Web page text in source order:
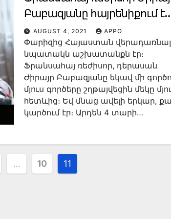
Բաբազյանը հայրենիքում է
մշակութային ծրագրերով
AUGUST 4, 2021 APPO
Փարիզից Հայաստան
նպատակն աշխատանքն էր։
Ֆրանսահայ ռեժիսոր, դերասան
Ժիրայր Բաբազյանը եկավ մի
մյուս գործերը շղթայվեցին մեկը
հետևից։ Եվ մնաց ավելի երկար,
կարծում էր։ Արդեն 4 տարի…
… 10 11